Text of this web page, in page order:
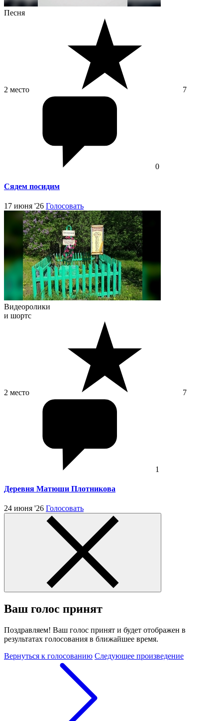
Песня
2 место 7
0
Сядем посидим
17 июня '26 Голосовать
Видеоролики
и шортс
2 место 7
1
Деревня Матюши Плотникова
24 июня '26 Голосовать
Ваш голос принят
Поздравляем! Ваш голос принят и будет отображен в
результатах голосования в ближайшее время.
Вернуться к голосованию Следующее произведение